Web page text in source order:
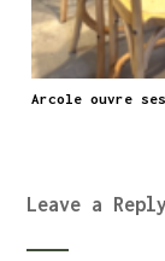
Arcole ouvre
Leave a